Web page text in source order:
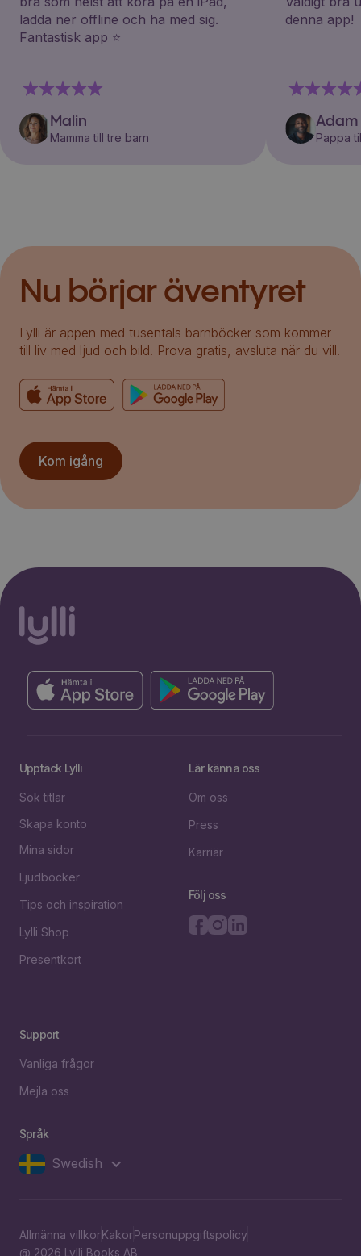
ladda ner offline och ha med sig.
Fantastisk app ⭐️
Malin
Mamma till tre barn
denna app!
Adam
Pappa
Nu börjar äventyret
Lylli är appen med tusentals barnböcker som kommer
till liv med ljud och bild. Prova gratis, avsluta när du vill.
Kom igång
Upptäck Lylli
Sök titlar
Skapa konto
Mina sidor
Ljudböcker
Tips och inspiration
Lylli Shop
Presentkort
Lär känna oss
Om oss
Press
Karriär
Följ oss
Support
Vanliga frågor
Mejla oss
Språk
Swedish
Allmänna villkorKakorPersonuppgiftspolicy
@ 2026 Lylli Books AB